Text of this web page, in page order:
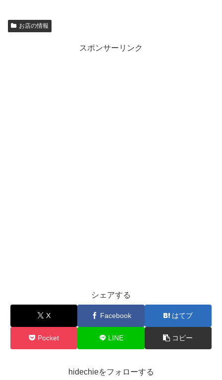
お店の情報
スポンサーリンク
シェアする
X Facebook はてブ
Pocket LINE コピー
hidechieをフォローする